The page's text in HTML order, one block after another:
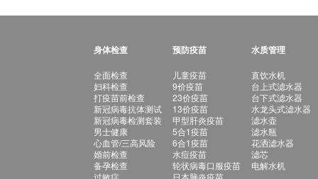
身体检查
全面检查
妇科检查
打疫苗前检查
新冠病毒抗体测试
新冠病毒检测套装
男士健康
心血管/三高风险
婚前检查
备孕检查
过敏症
预防疫苗
儿童疫苗
9价疫苗
23价疫苗
13价疫苗
甲型肝炎疫苗
5合1疫苗
6合1疫苗
水痘疫苗
轮状病毒口服疫苗
日本脑炎疫苗
水质管理
直饮水机
台上式滤水器
台下式滤水器
水龙头式滤水器
滤水壶
滤水瓶
花洒滤水器
滤芯
电解水机